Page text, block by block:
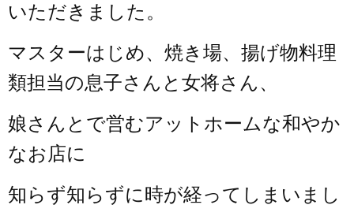
いただきました。
マスターはじめ、焼き場、揚げ物料理
類担当の息子さんと女将さん、
娘さんとで営むアットホームな和やか
なお店に
知らず知らずに時が経ってしまいまし